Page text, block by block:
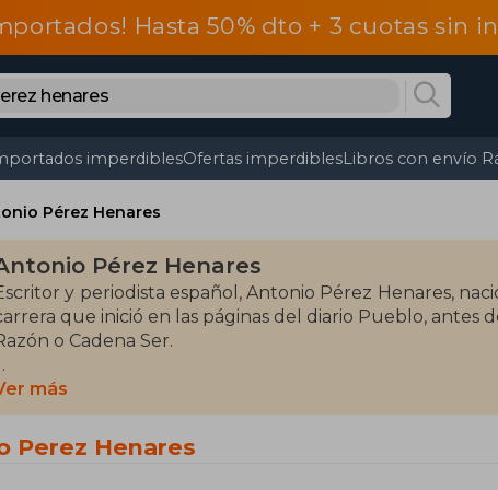
Hasta 50% dto + 3 cuotas sin
imperdiblesOfertas imperdiblesLibros con envío
Pérez Henares
Pérez Henares
y periodista español, Antonio Pérez Henares,
que inició en las páginas del diario Pueblo, antes
o Cadena Ser.
como director de publicaciones en PROMECAL
radio y televisión. Publica una columna sindicada
con la Historia.
En lo narrativo, Pérez Hernández se ha especializado
más
Perez Henares